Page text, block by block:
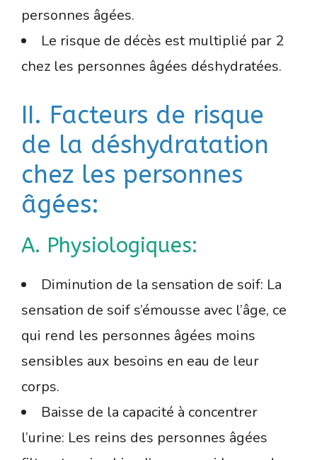
personnes âgées.
Le risque de décès est multiplié par 2
chez les personnes âgées déshydratées.
II. Facteurs de risque
de la déshydratation
chez les personnes
âgées:
A. Physiologiques:
Diminution de la sensation de soif: La
sensation de soif s’émousse avec l’âge, ce
qui rend les personnes âgées moins
sensibles aux besoins en eau de leur
corps.
Baisse de la capacité à concentrer
l’urine: Les reins des personnes âgées